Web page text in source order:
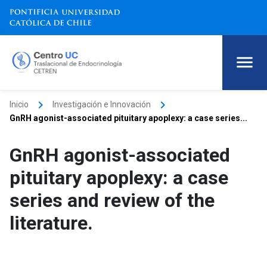
Inicio keyboard_arrow_right Investigación e Innovación keyboard_arrow_right
GnRH agonist-associated pituitary apoplexy: a case series...
GnRH agonist-associated
pituitary apoplexy: a case
series and review of the
literature.